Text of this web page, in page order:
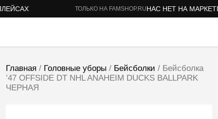
ТОЛЬКО НА FAMSHOP.RUНАС НЕТ НА
Главная / Головные уборы / Бейсболки / Бейсболка
’47 OFFSIDE DT NHL ANAHEIM DUCKS BALLPARK
ЧЕРНАЯ